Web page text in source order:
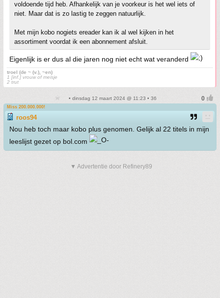
voldoende tijd heb. Afhankelijk van je voorkeur is het wel iets of
niet. Maar dat is zo lastig te zeggen natuurlijk.
Met mijn kobo nogiets ereader kan ik al wel kijken in het
assortiment voordat ik een abonnement afsluit.
Eigenlijk is er dus al die jaren nog niet echt wat veranderd
troel (de ~ (v.), ~en)
1 [inf.] vrouw of meisje
2 trut
• dinsdag 12 maart 2024 @ 11:23 • 36
Miss 200.000.000!
roos94
Nou heb toch maar kobo plus genomen. Gelijk al 22 titels in mijn
leeslijst gezet op bol.com
▼ Advertentie door Refinery89